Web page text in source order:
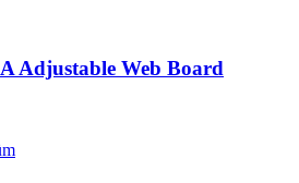
Adjustable Web Board